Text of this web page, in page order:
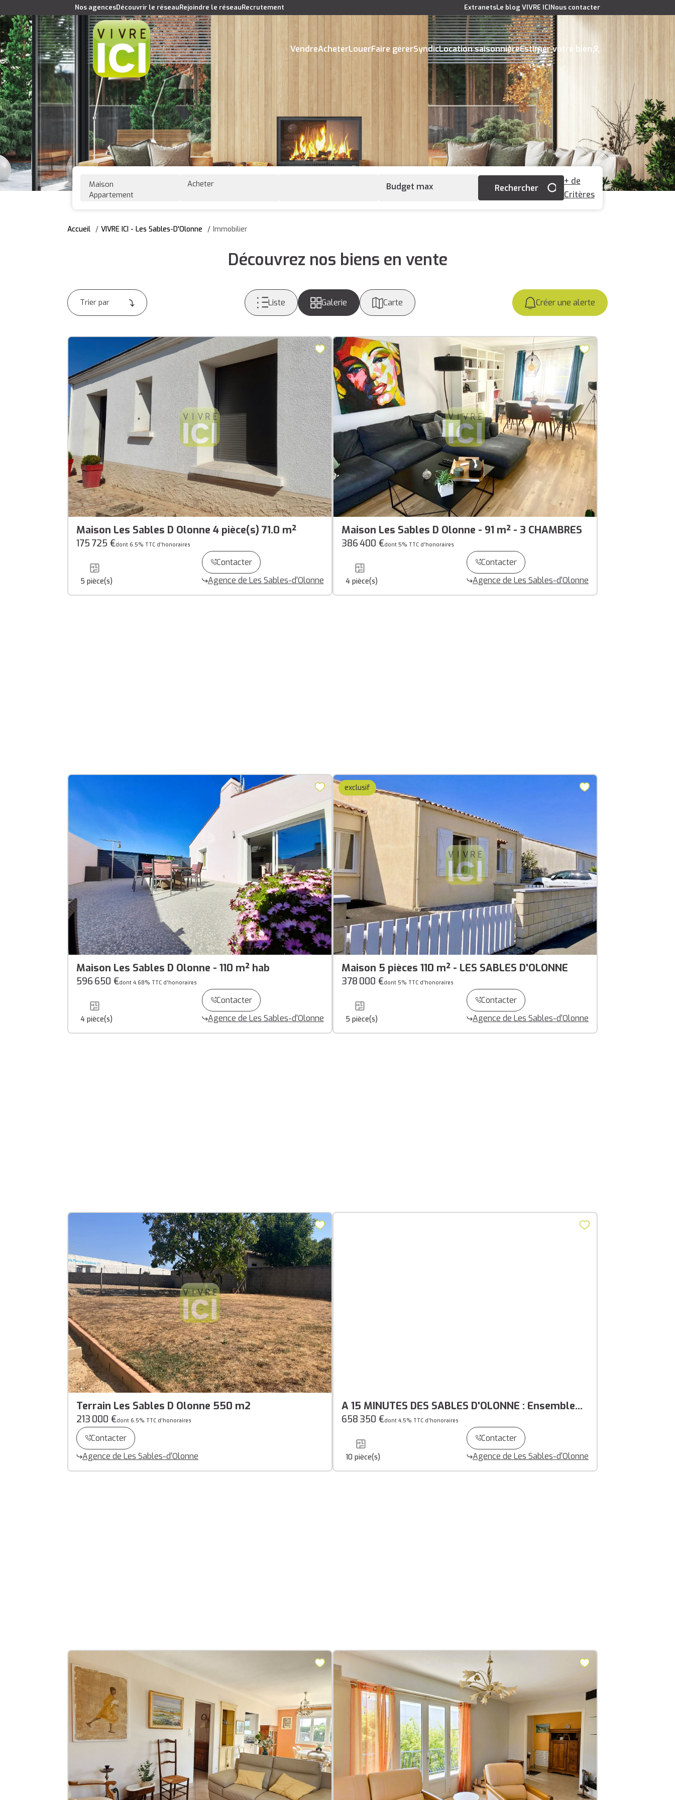
Nos agencesDécouvrir le réseauRejoindre le réseauRecrutement ExtranetsLe blog VIVRE ICINous contacter
VendreAcheterLouerFaire gérerSyndicLocation saisonnièreEstimer votre bien
+ de
Critères
Accueil VIVRE ICI - Les Sables-D'Olonne Immobilier
Découvrez nos biens en vente
Créer une alerte
Liste Galerie Carte
Maison Les Sables D Olonne 4 pièce(s) 71.0 m²
175 725 €dont 6.5% TTC d'honoraires
5 pièce(s)
Contacter
Agence de Les Sables-d'Olonne
Maison Les Sables D Olonne - 91 m² - 3 CHAMBRES
386 400 €dont 5% TTC d'honoraires
4 pièce(s)
Contacter
Agence de Les Sables-d'Olonne
Maison Les Sables D Olonne - 110 m² hab
596 650 €dont 4.68% TTC d'honoraires
4 pièce(s)
Contacter
Agence de Les Sables-d'Olonne
exclusif
Maison 5 pièces 110 m² - LES SABLES D'OLONNE
378 000 €dont 5% TTC d'honoraires
5 pièce(s)
Contacter
Agence de Les Sables-d'Olonne
Terrain Les Sables D Olonne 550 m2
213 000 €dont 6.5% TTC d'honoraires
Contacter
Agence de Les Sables-d'Olonne
A 15 MINUTES DES SABLES D'OLONNE : Ensemble
immobilier aux multiples possibilités sur 2300 m²
658 350 €dont 4.5% TTC d'honoraires
10 pièce(s)
Contacter
Agence de Les Sables-d'Olonne